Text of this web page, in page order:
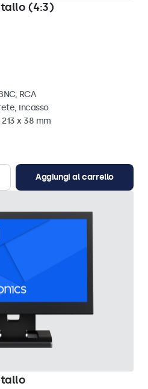
(4:3)
RCA
incasso
x 38 mm
Aggiungi al carrello